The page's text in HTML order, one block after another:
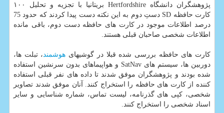
پژوهشگران دانشگاه Hertfordshire بریتانیا با تجزیه و تحلیل ۱۰۰
كارت حافظه SD دستِ دوم به این نكته دست پیدا كردند كه حدود 75
درصد اطلاعات موجود در كارت های حافظه دست دوم، باقی مانده
اطلاعات شخصی صاحبان قبلی هستند.
كارت های حافظه بررسی شده قبلا در گوشیهای هوشمند ، تبلت ها،
دوربین ها، سیستم های SatNav و هواپیماهای بدون سرنشین استفاده
شده بودند و پژوهشگران موفق شدند تا داده های نفر قبلی استفاده
كننده از كارت های حافظه را استخراج كنند. آنان موفق شدند تصاویر
شخصی، كپی های گذرنامه، لیست تماس، شماره شناسایی و سایر
اسناد شخصی را استخراج كنند.